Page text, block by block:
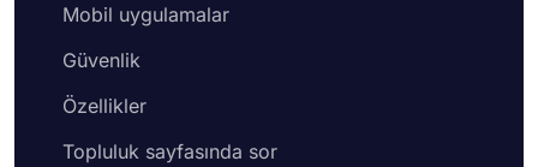
Mobil uygulamalar
Güvenlik
Özellikler
Topluluk sayfasında sor